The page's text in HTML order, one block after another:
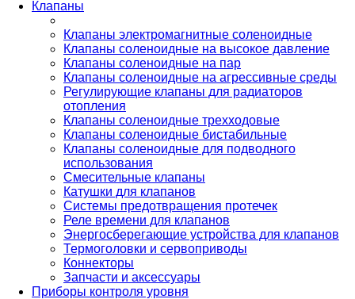
Клапаны
Клапаны электромагнитные соленоидные
Клапаны соленоидные на высокое давление
Клапаны соленоидные на пар
Клапаны соленоидные на агрессивные среды
Регулирующие клапаны для радиаторов
отопления
Клапаны соленоидные трехходовые
Клапаны соленоидные бистабильные
Клапаны соленоидные для подводного
использования
Смесительные клапаны
Катушки для клапанов
Системы предотвращения протечек
Реле времени для клапанов
Энергосберегающие устройства для клапанов
Термоголовки и сервоприводы
Коннекторы
Запчасти и аксессуары
Приборы контроля уровня